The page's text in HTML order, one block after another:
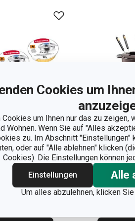
Cookies um
um Ihnen nur das zu zeigen,
Wohnen. Wenn Sie auf "Alles
zu. Im Abschnitt
oder auf "Alle ablehnen" klicken
Cookies). Die Einstellungen können
Einstellungen
Alle
Um alles abzulehnen, klicken Sie
für
3 St.
Fondue-
TIME, für
6
99,90 €